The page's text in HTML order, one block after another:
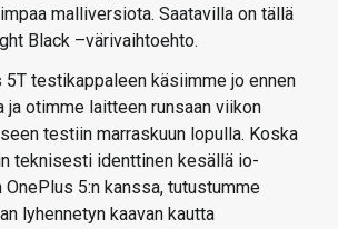
malliversiota. Saatavilla on tällä
Black –värivaihtoehto.
5T testikappaleen käsiimme jo ennen
ja otimme laitteen runsaan viikon
testiin marraskuun lopulla. Koska
teknisesti identtinen kesällä io-
5:n kanssa, tutustumme
lyhennetyn kaavan kautta